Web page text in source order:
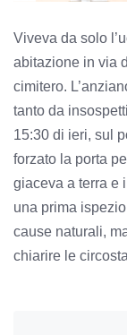
Viveva da solo
abitazione in via
cimitero.
tanto da
15:30 di ieri, sul
forzato la porta
giaceva a terra e
una prima
cause naturali,
chiarire le